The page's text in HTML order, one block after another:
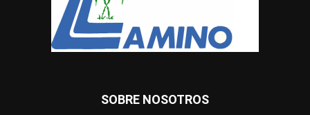
SOBRE NOSOTROS